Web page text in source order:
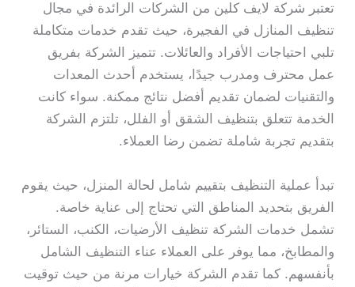
تعتبر شركة لايف كلين من الشركات الرائدة في مجال
تنظيف المنازل في الفجيرة، حيث تقدم خدمات متكاملة
تلبي احتياجات الأفراد والعائلات. تتميز الشركة بفريق
عمل محترف ومدرب جيدًا، يستخدم أحدث المعدات
والتقنيات لضمان تقديم أفضل نتائج ممكنة. سواء كانت
الخدمة تتعلق بتنظيف الشقق أو الفلل، تلتزم الشركة
بتقديم تجربة شاملة تضمن رضا العملاء.
تبدأ عملية التنظيف بتقييم شامل لحالة المنزل، حيث يقوم
الفريق بتحديد المناطق التي تحتاج إلى عناية خاصة.
تشمل خدمات الشركة تنظيف الأرضيات، الكنب، الستائر،
والمطابخ، مما يوفر على العملاء عناء التنظيف الشامل
بأنفسهم. كما تقدم الشركة خيارات مرنة من حيث توقيت